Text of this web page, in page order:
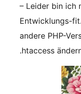
– Leider bin ich
Entwicklungs-
andere PHP-
.htaccess